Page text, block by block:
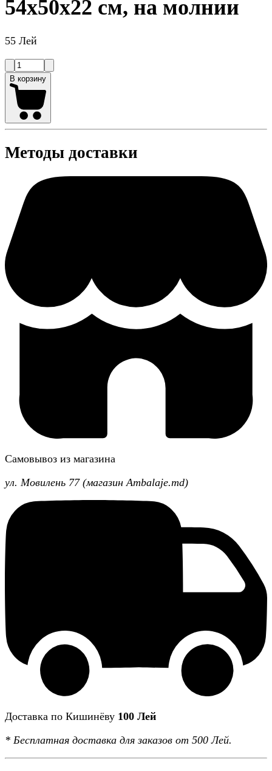
54x50x22 см, на молнии
55 Лей
В корзину
Методы доставки
Самовывоз из магазина
ул. Мовилень 77 (магазин Ambalaje.md)
Доставка по Кишинёву 100 Лей
* Бесплатная доставка для заказов от 500 Лей.